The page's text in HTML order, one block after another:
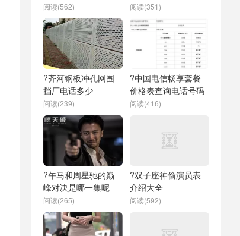
阅读(562) 阅读(351)
?齐河钢板冲孔网围
挡厂电话多少
阅读(239)
?中国电信畅享套餐
价格表查询电话号码
阅读(416)
?午马和周星驰的巅
峰对决是哪一集呢
阅读(265)
?双子座神偷演员表
介绍大全
阅读(592)